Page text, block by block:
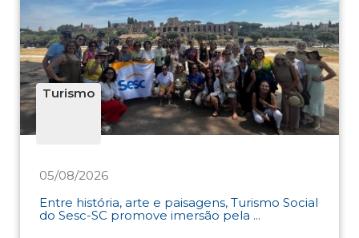
Turismo
05/08/2026
Entre história, arte e paisagens, Turismo Social
do Sesc-SC promove imersão pela ...